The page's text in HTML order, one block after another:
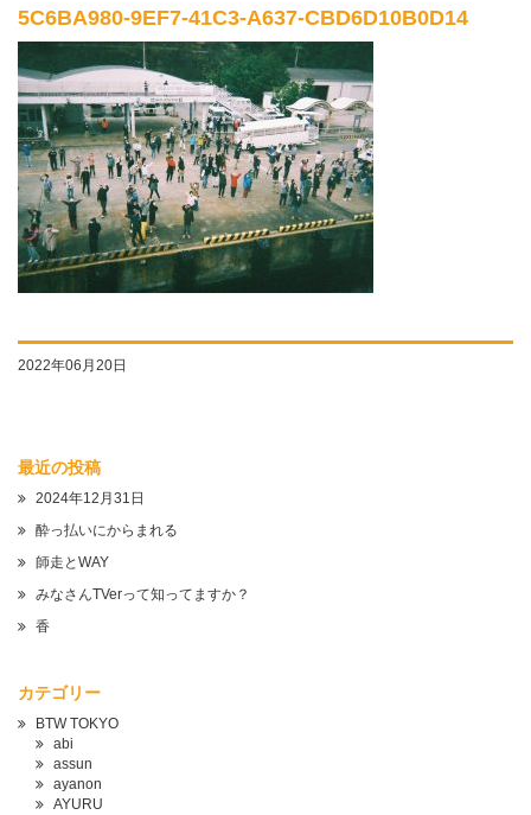
5C6BA980-9EF7-41C3-A637-CBD6D10B0D14
2022年06月20日
最近の投稿
2024年12月31日
酔っ払いにからまれる
師走とWAY
みなさんTVerって知ってますか？
香
カテゴリー
BTW TOKYO
abi
assun
ayanon
AYURU